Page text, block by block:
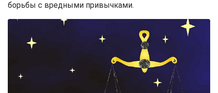
борьбы с вредными привычками.